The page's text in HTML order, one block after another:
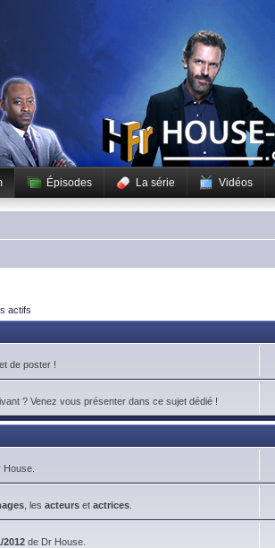
Épisodes La série Vidéos
actifs
de poster !
? Venez vous présenter dans ce sujet dédié !
, les acteurs et actrices
2012 de Dr House.